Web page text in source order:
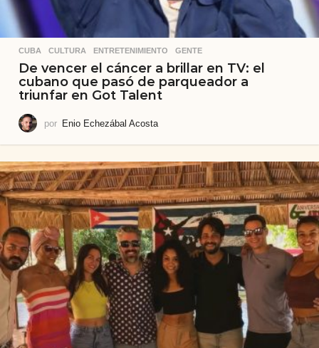
CUBA ,CULTURA ,ENTRETENIMIENTO ,GENTE
De vencer el cáncer a brillar en TV: el
cubano que pasó de parqueador a
triunfar en Got Talent
por Enio Echezábal Acosta